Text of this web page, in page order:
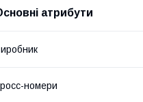
атрибути
номери